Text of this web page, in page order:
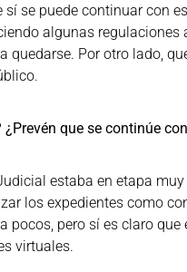
se puede continuar con
algunas regulaciones
quedarse. Por otro lado,
que se continúe
estaba en etapa
los expedientes como
pero sí es claro que
virtuales.